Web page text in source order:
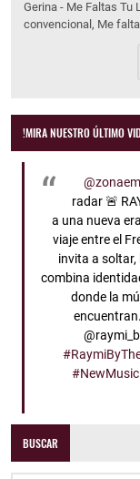
Gerina - Me Faltas Tu
convencional, Me
!MIRA NUESTRO ÚLTIMO
radar 🚨
a una nueva
viaje entre el
invita a
combina
donde la
BUSCAR